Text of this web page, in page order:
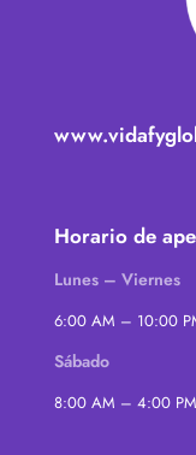
Horario de
Lunes – Viernes
6:00 AM – 10:00
Sábado
8:00 AM – 4:00 PM